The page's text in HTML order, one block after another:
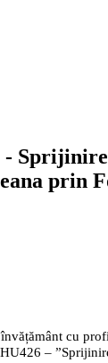
prin
cu
–